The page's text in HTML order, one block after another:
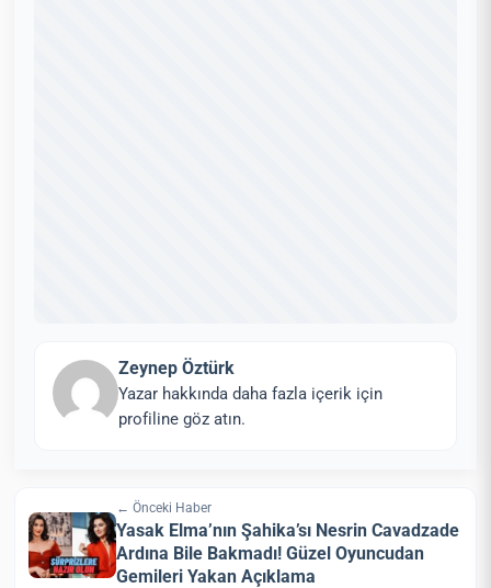
Zeynep Öztürk
Yazar hakkında daha fazla içerik için
profiline göz atın.
← Önceki Haber
Yasak Elma’nın Şahika’sı Nesrin Cavadzade
Ardına Bile Bakmadı! Güzel Oyuncudan
Gemileri Yakan Açıklama